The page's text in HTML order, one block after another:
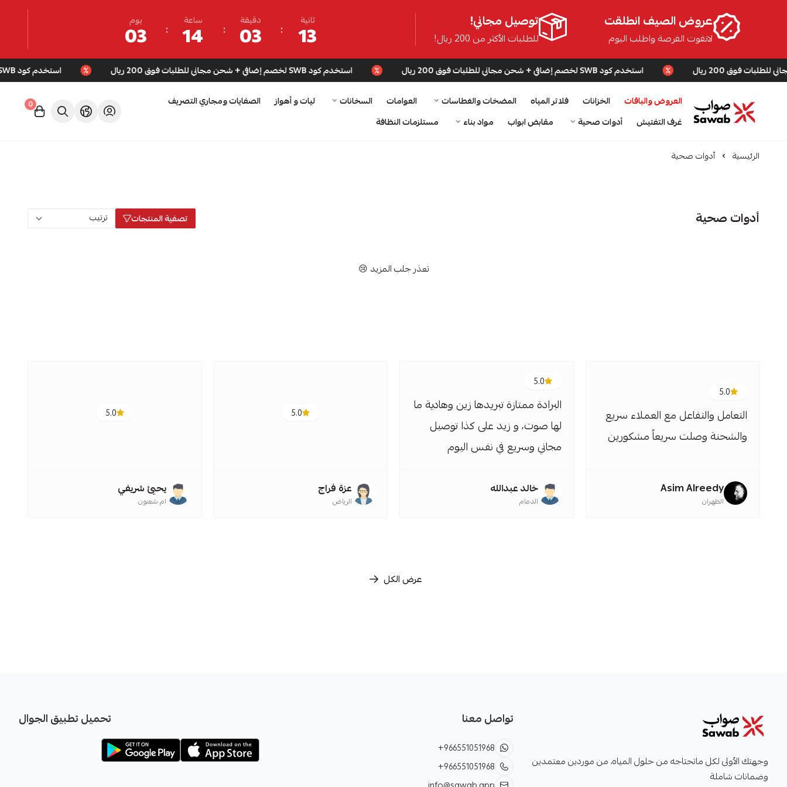
عروض الصيف انطلقت
لاتفوت الفرصة واطلب اليوم
توصيل مجاني!
للطلبات الأكثر من 200 ريال! 13
ثانية 03
دقيقة 14
ساعة 03
يوم
استخدم كود SWB لخصم إضافي + شحن مجاني للطلبات فوق 200 ريال استخدم كود SWB لخصم إضافي + شحن مجاني للطلبات فوق 200 ريال استخدم كود SWB لخصم إضافي + شحن مجاني للطلبات فوق 200 ريال
صواب
العروض والباقات الخزانات فلاتر المياه المضخات والغطاسات العوامات السخانات ليات و أهواز
الصفايات ومجاري التصريف
غرف التفتيش
أدوات صحية مقابض ابواب مواد بناء مستلزمات النظافة
0
الرئيسية أدوات صحية
أدوات صحية تصفية المنتجات
تعذر جلب المزيد 😢
5.0
التعامل والتفاعل مع العملاء سريع
والشحنة وصلت سريعاً مشكورين
Asim Alreedy
الظهران
5.0
البرادة ممتازة تبريدها زين وهادية ما
لها صوت، و زيد على كذا توصيل
مجاني وسريع في نفس اليوم
خالد عبدالله
الدمام
5.0
عزة فراج
الرياض
5.0
يحيئ شريفي
ام شعنون
عرض الكل
وجهتك الأولى لكل ماتحتاجه من حلول المياه، من موردين معتمدين
وضمانات شاملة
تواصل معنا
+966551051968
+966551051968
تحميل تطبيق الجوال